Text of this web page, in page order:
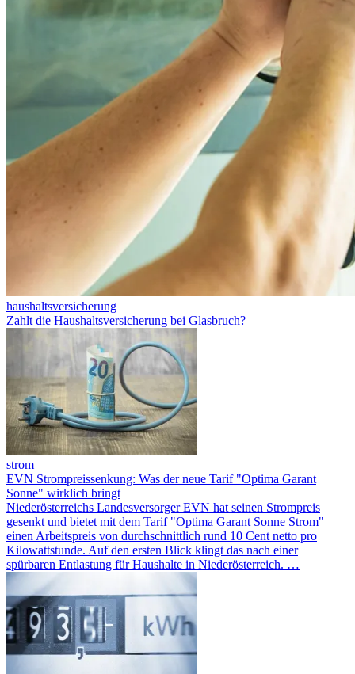
haushaltsversicherung
Zahlt die Haushaltsversicherung bei Glasbruch?
strom
EVN Strompreissenkung: Was der neue Tarif "Optima Garant
Sonne" wirklich bringt
Niederösterreichs Landesversorger EVN hat seinen Strompreis
gesenkt und bietet mit dem Tarif "Optima Garant Sonne Strom"
einen Arbeitspreis von durchschnittlich rund 10 Cent netto pro
Kilowattstunde. Auf den ersten Blick klingt das nach einer
spürbaren Entlastung für Haushalte in Niederösterreich. …